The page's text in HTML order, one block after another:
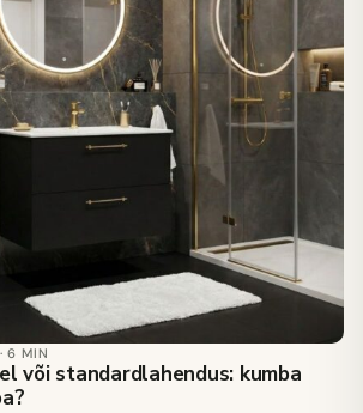
· 6 MIN
või standardlahendus: kumba